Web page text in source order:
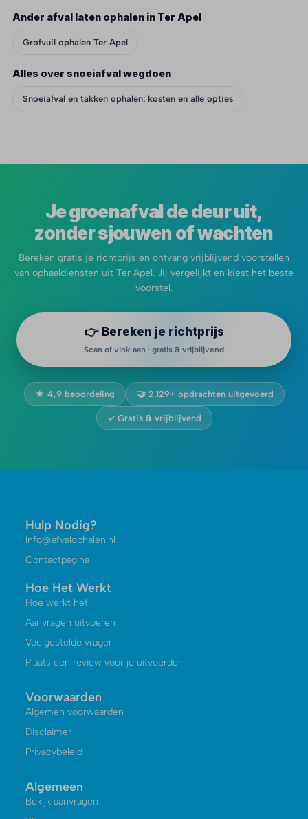
Ander afval laten ophalen in Ter Apel
Grofvuil ophalen Ter Apel
Alles over snoeiafval wegdoen
Snoeiafval en takken ophalen: kosten en alle opties
Je groenafval de deur uit,
zonder sjouwen of wachten
Bereken gratis je richtprijs en ontvang vrijblijvend voorstellen
van ophaaldiensten uit Ter Apel. Jij vergelijkt en kiest het beste
voorstel.
👉 Bereken je richtprijs
Scan of vink aan · gratis & vrijblijvend
★ 4,9 beoordeling 🤝 2.129+ opdrachten uitgevoerd
✓ Gratis & vrijblijvend
Hulp Nodig?
Info@afvalophalen.nl
Contactpagina
Hoe Het Werkt
Hoe werkt het
Aanvragen uitvoeren
Veelgestelde vragen
Plaats een review voor je uitvoerder
Voorwaarden
Algemen voorwaarden
Disclaimer
Privacybeleid
Algemeen
Bekijk aanvragen